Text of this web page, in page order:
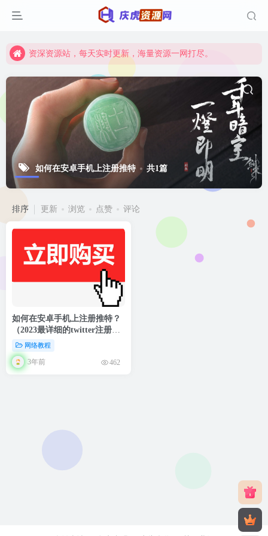
资深资源站，每天实时更新，海量资源一网打尽。
资深资源站，每天实时更新，海量资源一网打尽。
【启明网】找项目 + 低成本创业 + 减少信息差 + 见识各种项目 + 提升网创认知。
如何在安卓手机上注册推特 共1篇
排序 更新 浏览 点赞 评论
如何在安卓手机上注册推特？
（2023最详细的twitter注册全
教程）网络教程
3年前 462